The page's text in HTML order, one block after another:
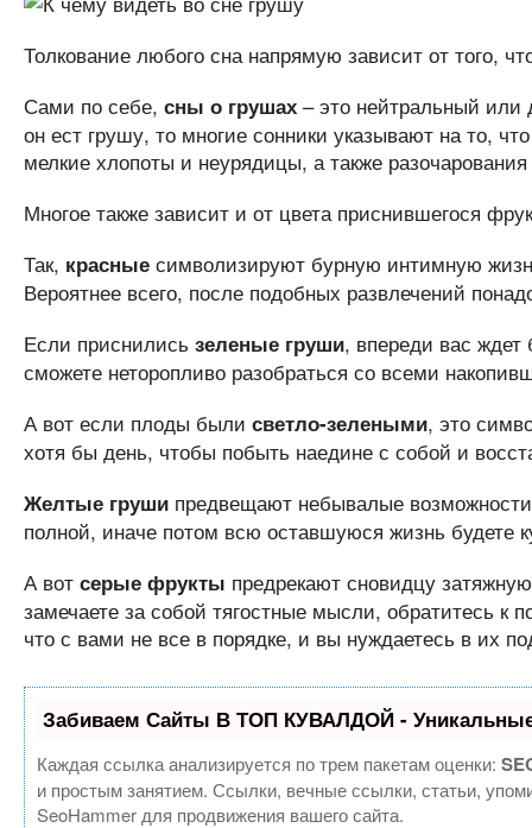
Толкование любого сна напрямую зависит от того,
Сами по себе, сны о грушах– это нейтральный или
он ест грушу, то многие сонники указывают на то,
мелкие хлопоты и неурядицы, а также
Многое также зависит и от цвета приснившегося
Так, красныесимволизируют бурную интимную
Вероятнее всего, после подобных развлечений
Если приснились зеленые груши, впереди вас ждет
сможете неторопливо разобраться со всеми
А вот если плоды были светло-зелеными, это
хотя бы день, чтобы побыть наедине с собой и
Желтые грушипредвещают небывалые
полной, иначе потом всю оставшуюся жизнь будете
А вот серые фрукты предрекают сновидцу
замечаете за собой тягостные мысли, обратитесь к
что с вами не все в порядке, и вы нуждаетесь в их
Забиваем Сайты В ТОП КУВАЛДОЙ - Уникальные
Каждая ссылка анализируется по трем пакетам оценки:
и простым занятием. Ссылки, вечные ссылки, статьи,
SeoHammer для продвижения вашего сайта.